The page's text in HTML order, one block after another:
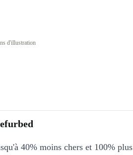
d'illustration
40% moins chers et 100% plus